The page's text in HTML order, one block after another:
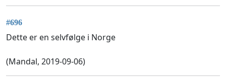
#696
Dette er en selvfølge i Norge
(Mandal, 2019-09-06)